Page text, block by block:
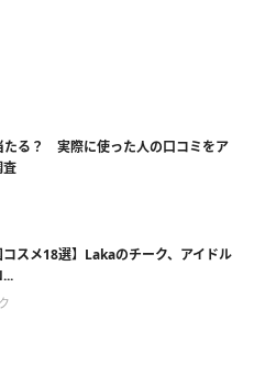
たる？ 実際に使った人の口コミをア
査
コスメ18選】Lakaのチーク、アイドル